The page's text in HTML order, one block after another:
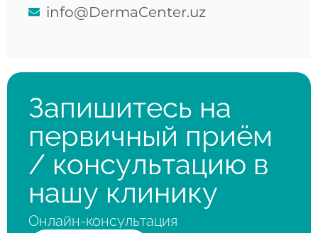
info@DermaCenter.uz
Запишитесь на
первичный приём
/ консультацию в
нашу клинику
Онлайн-консультация